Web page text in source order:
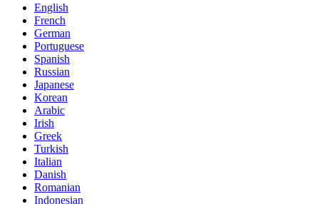
English
French
German
Portuguese
Spanish
Russian
Japanese
Korean
Arabic
Irish
Greek
Turkish
Italian
Danish
Romanian
Indonesian